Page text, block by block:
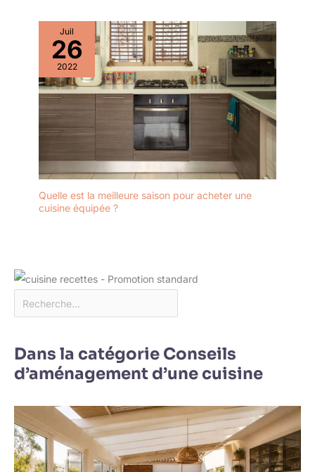
Juil
26
2022
Quelle est la meilleure saison pour acheter une
cuisine équipée ?
Dans la catégorie Conseils
d’aménagement d’une cuisine